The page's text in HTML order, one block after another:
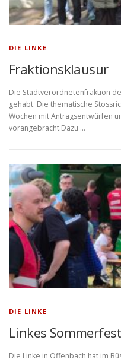
DIE LINKE
Fraktionsklausur
Die Stadtverordnetenfraktion
gehabt. Die thematische
Wochen mit Antragsentwürfen
vorangebracht.Dazu …
DIE LINKE
Linkes Sommerfest
Die Linke in Offenbach hat im